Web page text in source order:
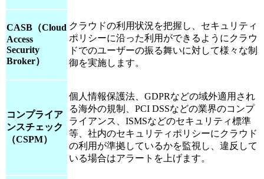
CASB（Cloud
Access
Security
Broker）
クラウドの利用状況を把握し、セキュリティ
ポリシーに沿った利用ができるようにクラウ
ドでのユーザーの振る舞いに対して様々な制
御を実施します。
コンプライア
ンスチェック
（CSPM）
個人情報保護法、GDPRなどの域外適用され
る海外の規制、PCI DSSなどの業界のコンプ
ライアンス、ISMSなどのセキュリティ標準
等、社内のセキュリティポリシーにクラウド
の利用が準拠しているかを監視し、違反して
いる場合はアラートを上げます。